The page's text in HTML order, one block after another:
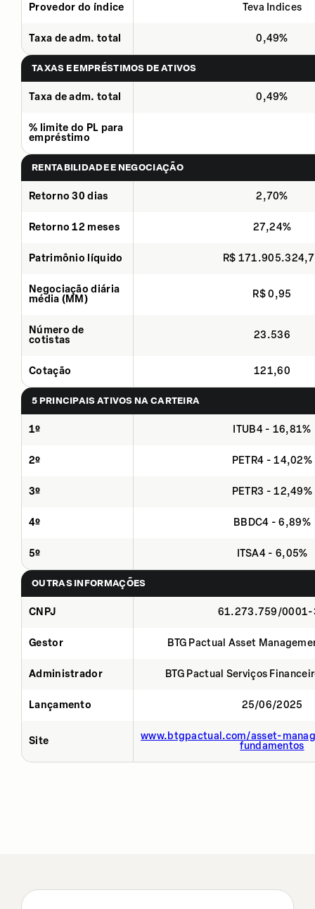
Provedor do índice Teva Indices
Taxa de adm. total 0,49%
TAXAS E EMPRÉSTIMOS DE ATIVOS
Taxa de adm. total 0,49%
% limite do PL para
empréstimo
RENTABILIDADE E NEGOCIAÇÃO
Retorno 30 dias 2,70%
Retorno 12 meses 27,24%
Patrimônio líquido R$
Negociação diária
média (MM)
R$ 0,95
Número de
cotistas
23.536
Cotação 121,60
5 PRINCIPAIS ATIVOS NA CARTEIRA
1º ITUB4 - 16,81%
2º PETR4 - 14,02%
3º PETR3 - 12,49%
4º BBDC4 - 6,89%
5º ITSA4 - 6,05%
OUTRAS INFORMAÇÕES
CNPJ 61.273.759/0001-
Gestor BTG Pactual Asset
Administrador BTG Pactual Serviços
Lançamento 25/06/2025
Site
www.btgpactual.com/asset-
fundamentos